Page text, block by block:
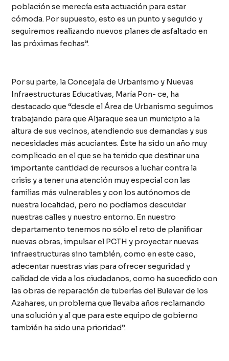
población se merecía esta actuación para estar
cómoda. Por supuesto, esto es un punto y seguido y
seguiremos realizando nuevos planes de asfaltado en
las próximas fechas”.
Por su parte, la Concejala de Urbanismo y Nuevas
Infraestructuras Educativas, María Pon- ce, ha
destacado que “desde el Área de Urbanismo seguimos
trabajando para que Aljaraque sea un municipio a la
altura de sus vecinos, atendiendo sus demandas y sus
necesidades más acuciantes. Éste ha sido un año muy
complicado en el que se ha tenido que destinar una
importante cantidad de recursos a luchar contra la
crisis y a tener una atención muy especial con las
familias más vulnerables y con los autónomos de
nuestra localidad, pero no podíamos descuidar
nuestras calles y nuestro entorno. En nuestro
departamento tenemos no sólo el reto de planificar
nuevas obras, impulsar el PCTH y proyectar nuevas
infraestructuras sino también, como en este caso,
adecentar nuestras vías para ofrecer seguridad y
calidad de vida a los ciudadanos, como ha sucedido con
las obras de reparación de tuberías del Bulevar de los
Azahares, un problema que llevaba años reclamando
una solución y al que para este equipo de gobierno
también ha sido una prioridad”.